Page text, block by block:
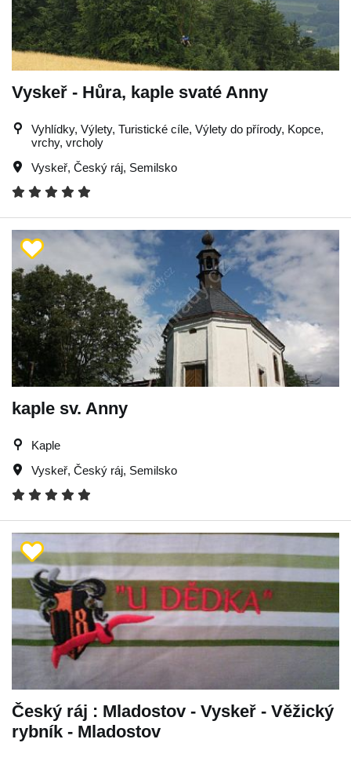
Vyskeř - Hůra, kaple svaté Anny
Vyhlídky, Výlety, Turistické cíle, Výlety do přírody, Kopce,
vrchy, vrcholy
Vyskeř, Český ráj, Semilsko
kaple sv. Anny
Kaple
Vyskeř, Český ráj, Semilsko
Český ráj : Mladostov - Vyskeř - Věžický
rybník - Mladostov